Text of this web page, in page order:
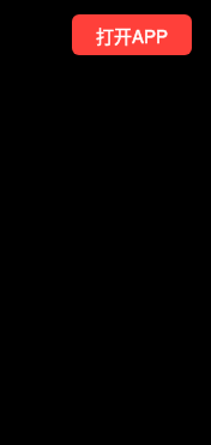
打开APP